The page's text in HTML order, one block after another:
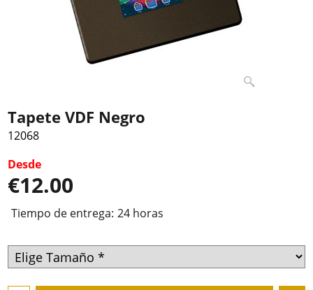
Tapete VDF Negro
12068
Desde
€12.00
Tiempo de entrega: 24 horas